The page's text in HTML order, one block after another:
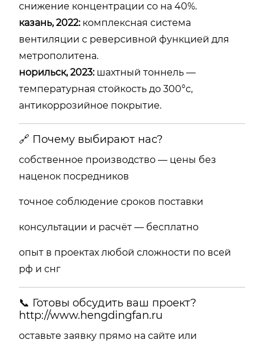
снижение концентрации co на 40%.
казань, 2022:комплексная система
вентиляции с реверсивной функцией для
метрополитена.
норильск, 2023:шахтный тоннель —
температурная стойкость до 300°c,
антикоррозийное покрытие.
🔗 Почему выбирают нас?
собственное производство — цены без
наценок посредников
точное соблюдение сроков поставки
консультации и расчёт — бесплатно
опыт в проектах любой сложности по всей
рф и снг
📞 Готовы обсудить ваш проект?
http://www.hengdingfan.ru
оставьте заявку прямо на сайте или